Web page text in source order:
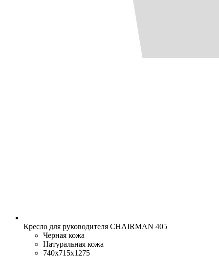
Кресло для руководителя CHAIRMAN 405
Черная кожа
Натуральная кожа
740x715x1275